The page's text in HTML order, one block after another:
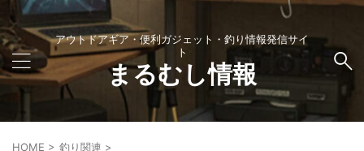
アウトドアギア・便利ガジェット・釣り情報発信サイ
ト
まるむし情報
HOME > 釣り関連 >